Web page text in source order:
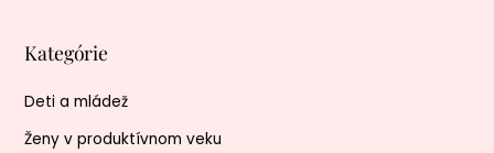
Kategórie
Deti a mládež
Ženy v produktívnom veku